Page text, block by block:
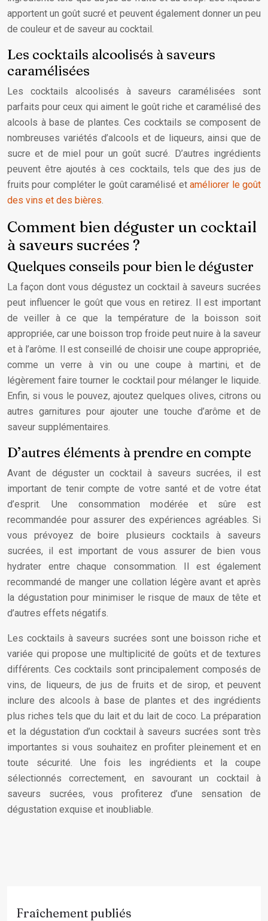
apportent un goût sucré et peuvent également donner un peu
de couleur et de saveur au cocktail.
Les cocktails alcoolisés à saveurs
caramélisées
Les cocktails alcoolisés à saveurs caramélisées sont
parfaits pour ceux qui aiment le goût riche et caramélisé des
alcools à base de plantes. Ces cocktails se composent de
nombreuses variétés d’alcools et de liqueurs, ainsi que de
sucre et de miel pour un goût sucré. D’autres ingrédients
peuvent être ajoutés à ces cocktails, tels que des jus de
fruits pour compléter le goût caramélisé etaméliorer le goût
des vins et des bières.
Comment bien déguster un cocktail
à saveurs sucrées ?
Quelques conseils pour bien le déguster
La façon dont vous dégustez un cocktail à saveurs sucrées
peut influencer le goût que vous en retirez. Il est important
de veiller à ce que la température de la boisson soit
appropriée, car une boisson trop froide peut nuire à la saveur
et à l’arôme. Il est conseillé de choisir une coupe appropriée,
comme un verre à vin ou une coupe à martini, et de
légèrement faire tourner le cocktail pour mélanger le liquide.
Enfin, si vous le pouvez, ajoutez quelques olives, citrons ou
autres garnitures pour ajouter une touche d’arôme et de
saveur supplémentaires.
D’autres éléments à prendre en compte
Avant de déguster un cocktail à saveurs sucrées, il est
important de tenir compte de votre santé et de votre état
d’esprit. Une consommation modérée et sûre est
recommandée pour assurer des expériences agréables. Si
vous prévoyez de boire plusieurs cocktails à saveurs
sucrées, il est important de vous assurer de bien vous
hydrater entre chaque consommation. Il est également
recommandé de manger une collation légère avant et après
la dégustation pour minimiser le risque de maux de tête et
d’autres effets négatifs.
Les cocktails à saveurs sucrées sont une boisson riche et
variée qui propose une multiplicité de goûts et de textures
différents. Ces cocktails sont principalement composés de
vins, de liqueurs, de jus de fruits et de sirop, et peuvent
inclure des alcools à base de plantes et des ingrédients
plus riches tels que du lait et du lait de coco. La préparation
et la dégustation d’un cocktail à saveurs sucrées sont très
importantes si vous souhaitez en profiter pleinement et en
toute sécurité. Une fois les ingrédients et la coupe
sélectionnés correctement, en savourant un cocktail à
saveurs sucrées, vous profiterez d’une sensation de
dégustation exquise et inoubliable.
Fraîchement publiés